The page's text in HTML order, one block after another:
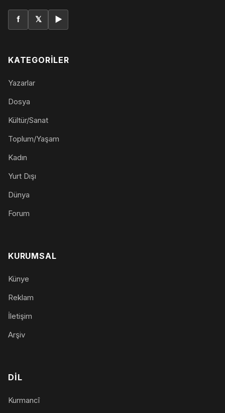
f 𝕏 ▶
KATEGORILER
Yazarlar
Dosya
Kültür/Sanat
Toplum/Yaşam
Kadın
Yurt Dışı
Dünya
Forum
KURUMSAL
Künye
Reklam
İletişim
Arşiv
DIL
Kurmancî